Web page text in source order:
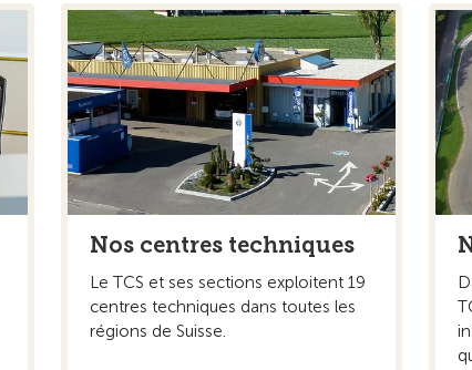
Nos centres techniques
Le TCS et ses sections exploitent 19
centres techniques dans toutes les
régions de Suisse.